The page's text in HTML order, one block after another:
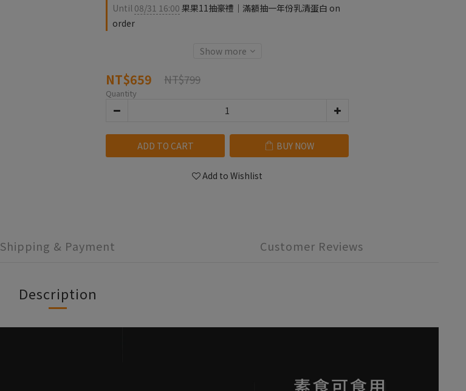
Until 08/31 16:00 果果11抽豪禮｜滿額抽一年份乳清蛋白 on
order
Show more
NT$659 NT$799
Quantity
ADD TO CART BUY NOW
Add to Wishlist
Shipping & Payment Customer Reviews
Description